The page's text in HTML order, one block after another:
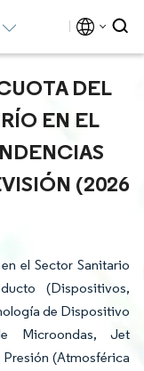
DEL
EN EL
(2026
el Sector Sanitario
(Dispositivos,
de Dispositivo
Microondas, Jet
(Atmosférica